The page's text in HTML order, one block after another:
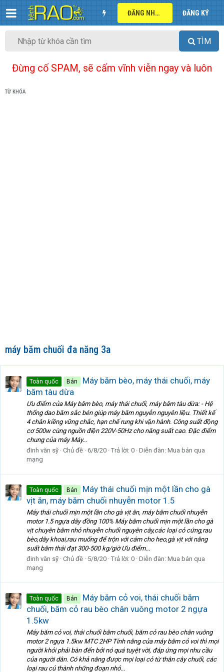
ĐĂNG NHẬP ĐĂNG KÝ
TÌM
Đừng cố SPAM, sẽ cấm vĩnh viễn ngay và luôn
TỪ KHÓA
máy băm chuối đa năng 3a
Toàn quốc Bán
Máy băm bèo, máy thái chuối, máy
băm tàu dừa
Ưu điểm của Máy băm bèo, máy thái chuối, máy băm tàu dừa: - Hệ
thống dao băm sắc bén giúp máy băm nguyễn nguyên liệu. Thiết kế
4 chân kiềng vững chắc, hạn chế rung khi vận hành. Công suất động
cơ 500w cùng nguồn điện 220V-50Hz cho năng suất cao. Đặc điểm
chung của máy Máy...
đinh văn sỹ Chủ đề 6/8/20 Trả lời: 0 Diễn đàn: Mua bán qua
mạng
Toàn quốc Bán
Máy thái chuối mịn một lần cho gà
vịt ăn, máy băm chuối nhuyễn motor 1.5
Máy thái chuối mịn một lần cho gà vịt ăn, máy băm chuối nhuyễn
motor 1.5 ngựa dây đồng 100% Máy băm chuối mịn một lần cho gà
vịt chuyên băm nhỏ nhuyễn chuối nguyên cây,các loại cỏ cứng,rau
bèo,dây khoai,rau muống để trộn với cám cho heo,gà vịt với năng
suất băm thái đạt 300-500 kg/giờ Ưu điểm...
đinh văn sỹ Chủ đề 5/8/20 Trả lời: 0 Diễn đàn: Mua bán qua
mạng
Toàn quốc Bán
Máy băm cỏ voi, thái chuối băm
chuối, băm cỏ rau bèo chân vuông motor 2 ngựa
1.5kw
Máy băm cỏ voi, thái chuối băm chuối, băm cỏ rau bèo chân vuông
motor 2 ngựa 1.5kw MTC 2HP Tính năng của máy băm cỏ voi thì mọi
người khỏi phải bàn đến bởi nó quá tuyệt vời, đáp ứng mọi nhu cầu
của người dân. Có khả năng được mọi loại cỏ từ thân cây chuối, các
loại rau củ thành những đoạn nhỏ...